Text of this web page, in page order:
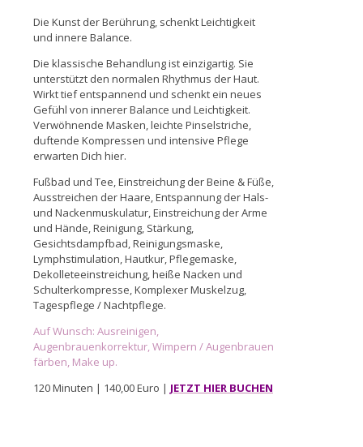
Die Kunst der Berührung, schenkt Leichtigkeit
und innere Balance.
Die klassische Behandlung ist einzigartig. Sie
unterstützt den normalen Rhythmus der Haut.
Wirkt tief entspannend und schenkt ein neues
Gefühl von innerer Balance und Leichtigkeit.
Verwöhnende Masken, leichte Pinselstriche,
duftende Kompressen und intensive Pflege
erwarten Dich hier.
Fußbad und Tee, Einstreichung der Beine & Füße,
Ausstreichen der Haare, Entspannung der Hals-
und Nackenmuskulatur, Einstreichung der Arme
und Hände, Reinigung, Stärkung,
Gesichtsdampfbad, Reinigungsmaske,
Lymphstimulation, Hautkur, Pflegemaske,
Dekolleteeinstreichung, heiße Nacken und
Schulterkompresse, Komplexer Muskelzug,
Tagespflege / Nachtpflege.
Auf Wunsch: Ausreinigen,
Augenbrauenkorrektur, Wimpern / Augenbrauen
färben, Make up.
120 Minuten | 140,00 Euro | JETZT HIER BUCHEN